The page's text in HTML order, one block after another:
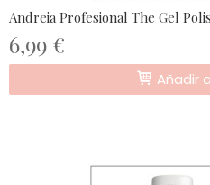
Andreia Profesional The Gel
6,99 €
Añadir